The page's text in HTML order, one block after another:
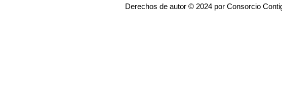
Derechos de autor © 2024 por Consorcio